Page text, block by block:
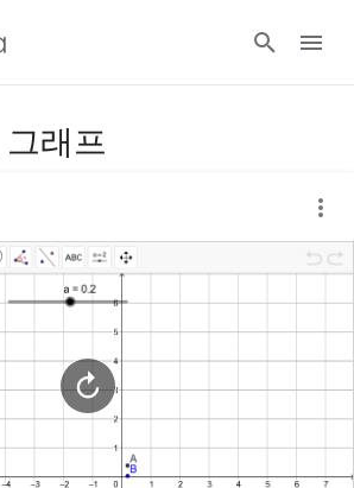
룸
로그인
래프